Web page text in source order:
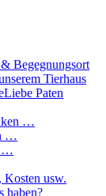
Begegnungsort
Tierhaus
Liebe Paten
…
…
…
Kosten usw.
haben?